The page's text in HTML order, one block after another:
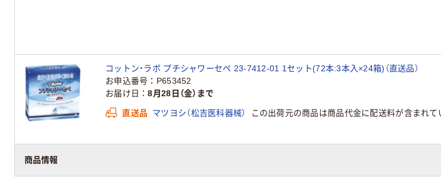
商品情報
コットン・ラボ プチシャワーセペ 23-7412-01 1セット(72本:3本入×24箱)（直送品）
お申込番号
P653452
お届け日
8月28日（金）まで
直送品 マツヨシ（松吉医科器械） この出荷元の商品は商品代金に配送料が含まれて